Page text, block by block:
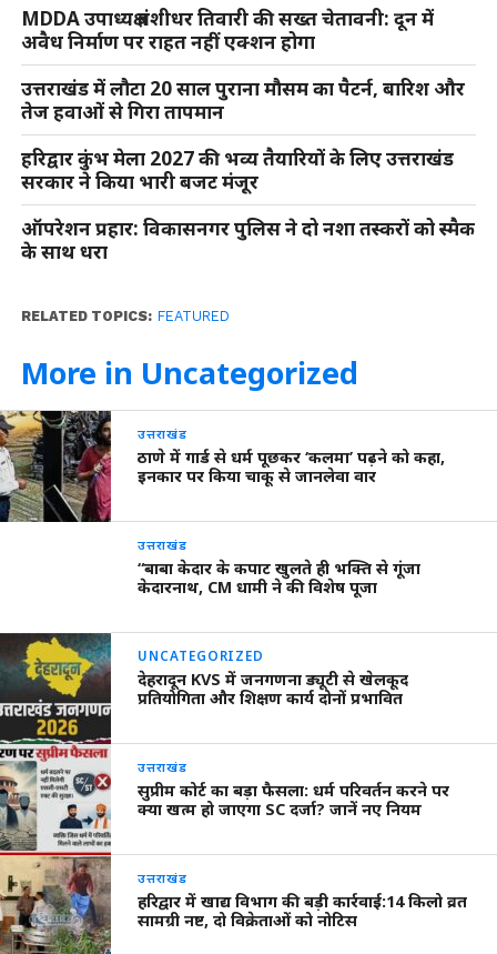
MDDA उपाध्यक्ष बंशीधर तिवारी की सख्त चेतावनी: दून में
अवैध निर्माण पर राहत नहीं एक्शन होगा
उत्तराखंड में लौटा 20 साल पुराना मौसम का पैटर्न, बारिश और
तेज हवाओं से गिरा तापमान
हरिद्वार कुंभ मेला 2027 की भव्य तैयारियों के लिए उत्तराखंड
सरकार ने किया भारी बजट मंजूर
ऑपरेशन प्रहार: विकासनगर पुलिस ने दो नशा तस्करों को स्मैक
के साथ धरा
RELATED TOPICS: FEATURED
More in Uncategorized
उत्तराखंड
ठाणे में गार्ड से धर्म पूछकर ‘कलमा’ पढ़ने को कहा,
इनकार पर किया चाकू से जानलेवा वार
उत्तराखंड
“बाबा केदार के कपाट खुलते ही भक्ति से गूंजा
केदारनाथ, CM धामी ने की विशेष पूजा
UNCATEGORIZED
देहरादून KVS में जनगणना ड्यूटी से खेलकूद
प्रतियोगिता और शिक्षण कार्य दोनों प्रभावित
उत्तराखंड
सुप्रीम कोर्ट का बड़ा फैसला: धर्म परिवर्तन करने पर
क्या खत्म हो जाएगा SC दर्जा? जानें नए नियम
उत्तराखंड
हरिद्वार में खाद्य विभाग की बड़ी कार्रवाई:14 किलो व्रत
सामग्री नष्ट, दो विक्रेताओं को नोटिस